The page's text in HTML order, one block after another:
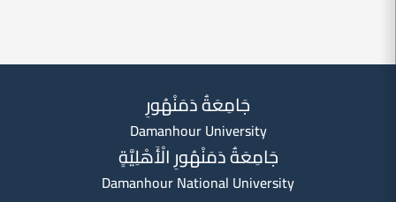
جَامِعَةُ دَمَنْهُورِ
Damanhour University
جَامِعَةُ دَمَنْهُورِ الْأَهْلِيَّةِِ
Damanhour National University